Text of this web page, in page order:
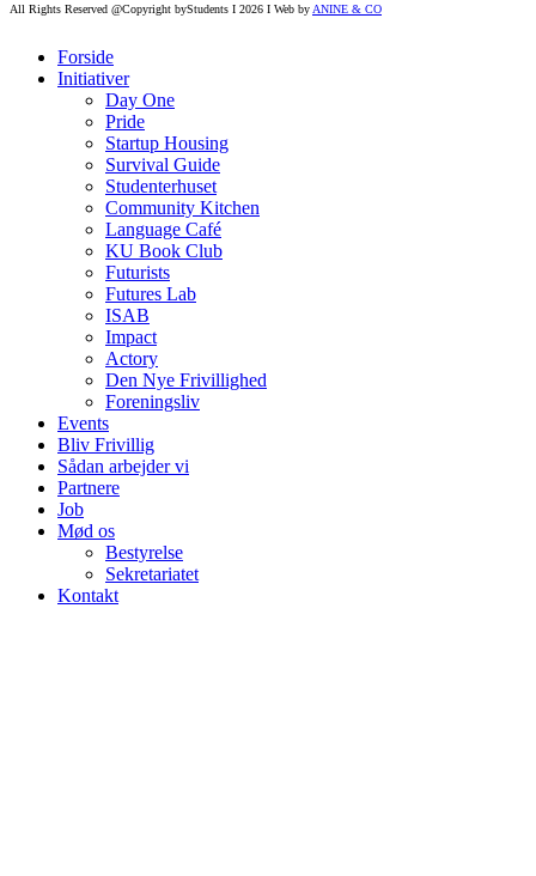
All Rights Reserved @Copyright byStudents I 2026 I Web by ANINE & CO
Forside
Initiativer
Day One
Pride
Startup Housing
Survival Guide
Studenterhuset
Community Kitchen
Language Café
KU Book Club
Futurists
Futures Lab
ISAB
Impact
Actory
Den Nye Frivillighed
Foreningsliv
Events
Bliv Frivillig
Sådan arbejder vi
Partnere
Job
Mød os
Bestyrelse
Sekretariatet
Kontakt